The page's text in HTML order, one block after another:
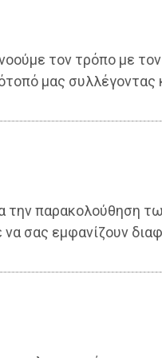
τον τρόπο με τον
μας συλλέγοντας
την παρακολούθηση
σας εμφανίζουν
(photo)